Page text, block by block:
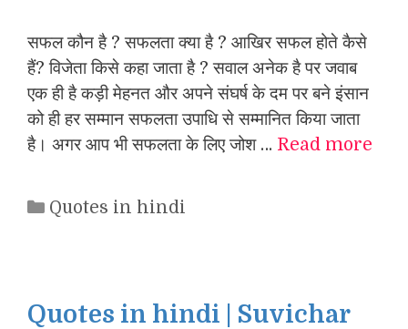
सफल कौन है ? सफलता क्या है ? आखिर सफल होते कैसे
हैं? विजेता किसे कहा जाता है ? सवाल अनेक है पर जवाब
एक ही है कड़ी मेहनत और अपने संघर्ष के दम पर बने इंसान
को ही हर सम्मान सफलता उपाधि से सम्मानित किया जाता
है। अगर आप भी सफलता के लिए जोश … Read more
Categories
Quotes in hindi
Quotes in hindi | Suvichar